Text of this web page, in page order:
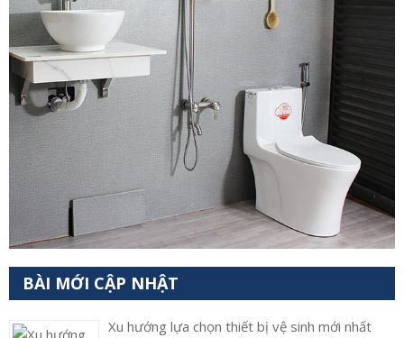
BÀI MỚI CẬP NHẬT
Xu hướng lựa chọn thiết bị vệ sinh mới nhất